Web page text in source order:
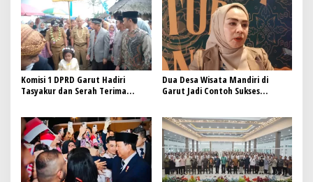
Komisi 1 DPRD Garut Hadiri
Tasyakur dan Serah Terima
Dua Desa Wisata Mandiri di
Garut Jadi Contoh Sukses